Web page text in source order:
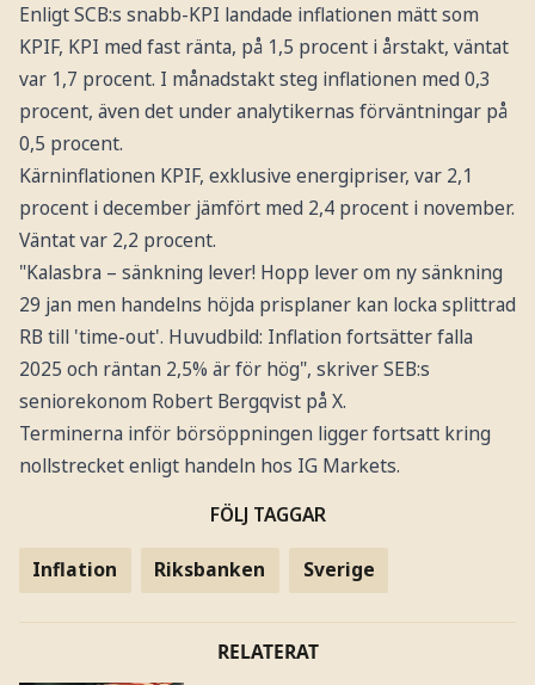
Enligt SCB:s snabb-KPI landade inflationen mätt som
KPIF, KPI med fast ränta, på 1,5 procent i årstakt, väntat
var 1,7 procent. I månadstakt steg inflationen med 0,3
procent, även det under analytikernas förväntningar på
0,5 procent.
Kärninflationen KPIF, exklusive energipriser, var 2,1
procent i december jämfört med 2,4 procent i november.
Väntat var 2,2 procent.
"Kalasbra – sänkning lever! Hopp lever om ny sänkning
29 jan men handelns höjda prisplaner kan locka splittrad
RB till 'time-out'. Huvudbild: Inflation fortsätter falla
2025 och räntan 2,5% är för hög", skriver SEB:s
seniorekonom Robert Bergqvist på X.
Terminerna inför börsöppningen ligger fortsatt kring
nollstrecket enligt handeln hos IG Markets.
FÖLJ TAGGAR
Inflation Riksbanken Sverige
RELATERAT